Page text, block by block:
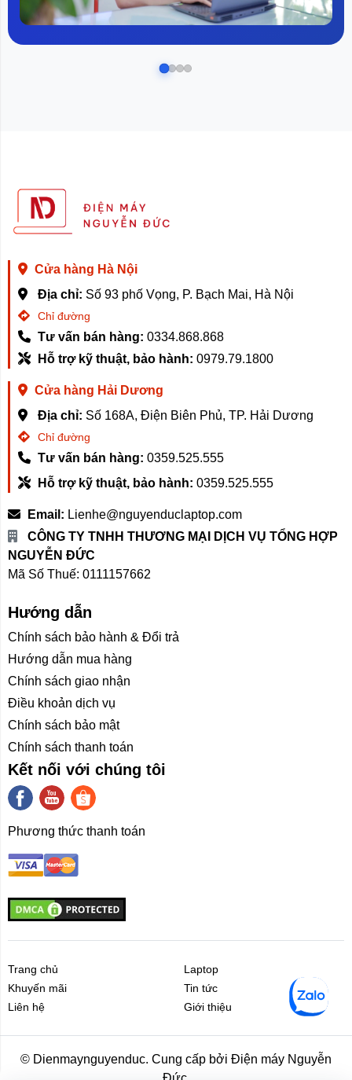
Cửa hàng Hà Nội
Địa chỉ: Số 93 phố Vọng, P. Bạch Mai, Hà Nội
Chỉ đường
Tư vấn bán hàng: 0334.868.868
Hỗ trợ kỹ thuật, bảo hành: 0979.79.1800
Cửa hàng Hải Dương
Địa chỉ: Số 168A, Điện Biên Phủ, TP. Hải Dương
Chỉ đường
Tư vấn bán hàng: 0359.525.555
Hỗ trợ kỹ thuật, bảo hành: 0359.525.555
Email: Lienhe@nguyenduclaptop.com
CÔNG TY TNHH THƯƠNG MẠI DỊCH VỤ TỔNG HỢP
NGUYỄN ĐỨC
Mã Số Thuế: 0111157662
Hướng dẫn
Chính sách bảo hành & Đổi trả
Hướng dẫn mua hàng
Chính sách giao nhận
Điều khoản dịch vụ
Chính sách bảo mật
Chính sách thanh toán
Kết nối với chúng tôi
Phương thức thanh toán
Trang chủ
Laptop
Khuyến mãi
Tin tức
Liên hệ
Giới thiệu
© Dienmaynguyenduc. Cung cấp bởi Điện máy Nguyễn